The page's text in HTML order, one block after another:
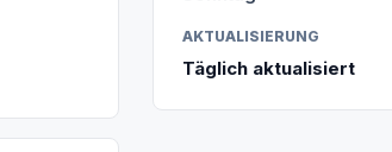
AKTUALISIERUNG
Täglich aktualisiert